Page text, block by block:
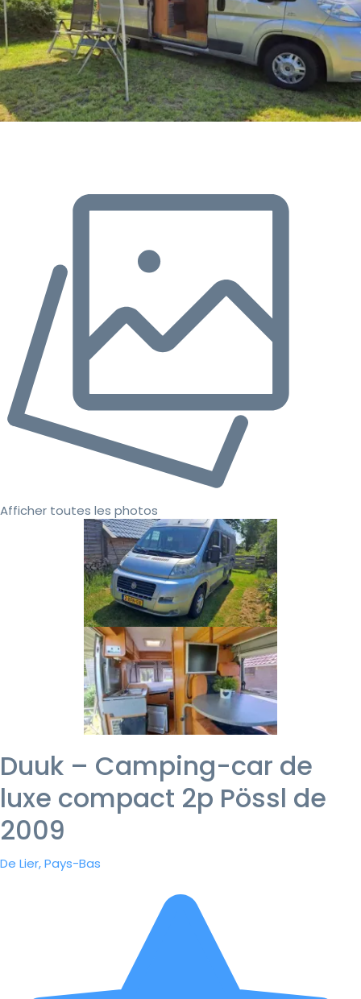
Afficher toutes les photos
Duuk – Camping-car de
luxe compact 2p Pössl de
2009
De Lier, Pays-Bas